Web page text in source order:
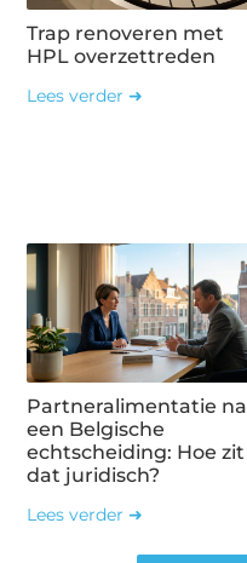
Trap renoveren met
HPL overzettreden
Lees verder ➜
Partneralimentatie na
een Belgische
echtscheiding: Hoe zit
dat juridisch?
Lees verder ➜